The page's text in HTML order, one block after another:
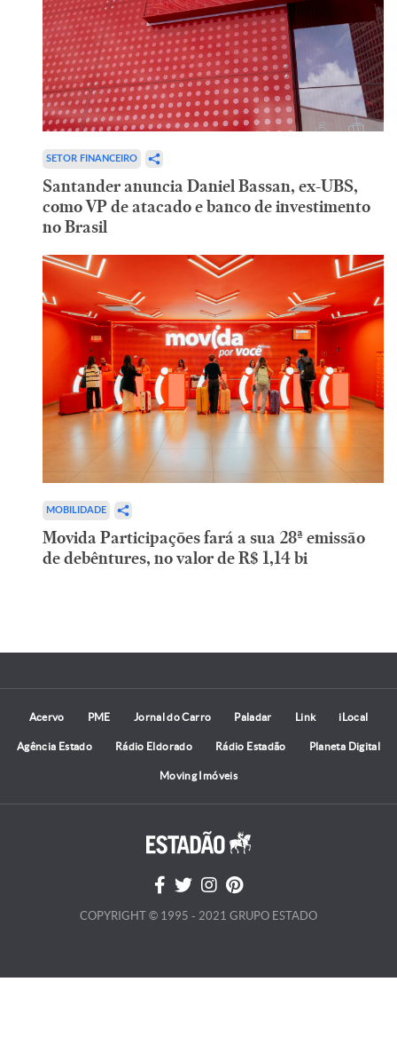
SETOR FINANCEIRO
Santander anuncia Daniel Bassan, ex-UBS,
como VP de atacado e banco de investimento
no Brasil
MOBILIDADE
Movida Participações fará a sua 28ª emissão
de debêntures, no valor de R$ 1,14 bi
Acervo PME Jornal do Carro Paladar Link iLocal
Agência Estado Rádio Eldorado Rádio Estadão Planeta Digital
Moving Imóveis
COPYRIGHT © 1995 - 2021 GRUPO ESTADO